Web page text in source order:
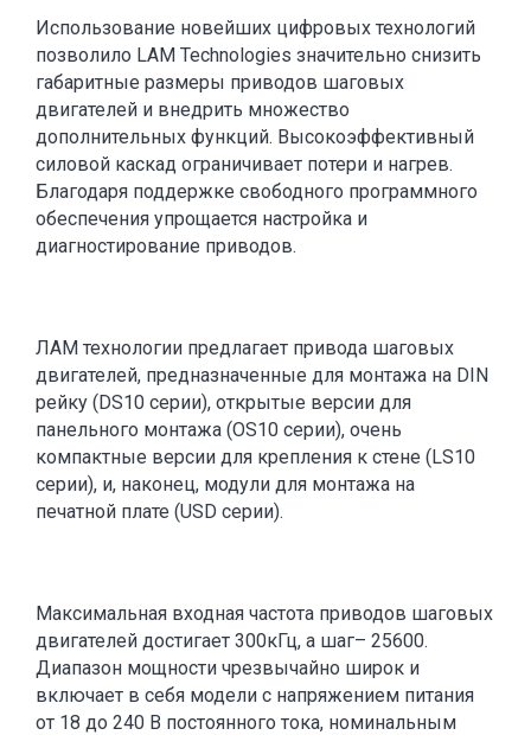
Использование новейших цифровых технологий
позволило LAM Technologies значительно снизить
габаритные размеры приводов шаговых
двигателей и внедрить множество
дополнительных функций. Высокоэффективный
силовой каскад ограничивает потери и нагрев.
Благодаря поддержке свободного программного
обеспечения упрощается настройка и
диагностирование приводов.
ЛАМ технологии предлагает привода шаговых
двигателей, предназначенные для монтажа на DIN
рейку (DS10 серии), открытые версии для
панельного монтажа (OS10 серии), очень
компактные версии для крепления к стене (LS10
серии), и, наконец, модули для монтажа на
печатной плате (USD серии).
Максимальная входная частота приводов шаговых
двигателей достигает 300кГц, а шаг– 25600.
Диапазон мощности чрезвычайно широк и
включает в себя модели с напряжением питания
от 18 до 240 В постоянного тока, номинальным